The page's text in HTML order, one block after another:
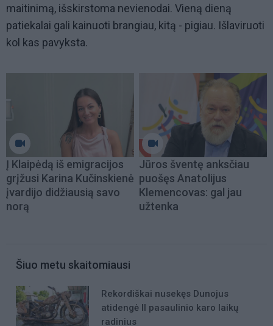
maitinimą, išskirstoma nevienodai. Vieną dieną
patiekalai gali kainuoti brangiau, kitą - pigiau. Išlaviruoti
kol kas pavyksta.
Į Klaipėdą iš emigracijos
grįžusi Karina Kučinskienė
įvardijo didžiausią savo
norą
Jūros šventę anksčiau
puošęs Anatolijus
Klemencovas: gal jau
užtenka
Šiuo metu skaitomiausi
Rekordiškai nusekęs Dunojus
atidengė II pasaulinio karo laikų
radinius